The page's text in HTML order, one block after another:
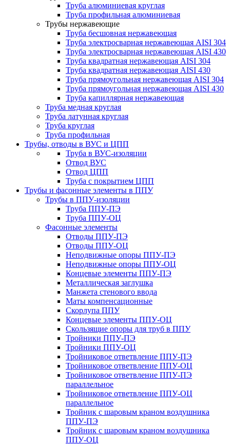
Труба алюминиевая круглая
Труба профильная алюминиевая
Трубы нержавеющие
Труба бесшовная нержавеющая
Труба электросварная нержавеющая AISI 304
Труба электросварная нержавеющая AISI 430
Труба квадратная нержавеющая AISI 304
Труба квадратная нержавеющая AISI 430
Труба прямоугольная нержавеющая AISI 304
Труба прямоугольная нержавеющая AISI 430
Труба капиллярная нержавеющая
Труба медная круглая
Труба латунная круглая
Труба круглая
Труба профильная
Трубы, отводы в ВУС и ЦПП
Труба в ВУС-изоляции
Отвод ВУС
Отвод ЦПП
Труба с покрытием ЦПП
Трубы и фасонные элементы в ППУ
Трубы в ППУ-изоляции
Труба ППУ-ПЭ
Труба ППУ-ОЦ
Фасонные элементы
Отводы ППУ-ПЭ
Отводы ППУ-ОЦ
Неподвижные опоры ППУ-ПЭ
Неподвижные опоры ППУ-ОЦ
Концевые элементы ППУ-ПЭ
Металлическая заглушка
Манжета стенового ввода
Маты компенсационные
Скорлупа ППУ
Концевые элементы ППУ-ОЦ
Скользящие опоры для труб в ППУ
Тройники ППУ-ПЭ
Тройники ППУ-ОЦ
Тройниковое ответвление ППУ-ПЭ
Тройниковое ответвление ППУ-ОЦ
Тройниковое ответвление ППУ-ПЭ
параллельное
Тройниковое ответвление ППУ-ОЦ
параллельное
Тройник с шаровым краном воздушника
ППУ-ПЭ
Тройник с шаровым краном воздушника
ППУ-ОЦ